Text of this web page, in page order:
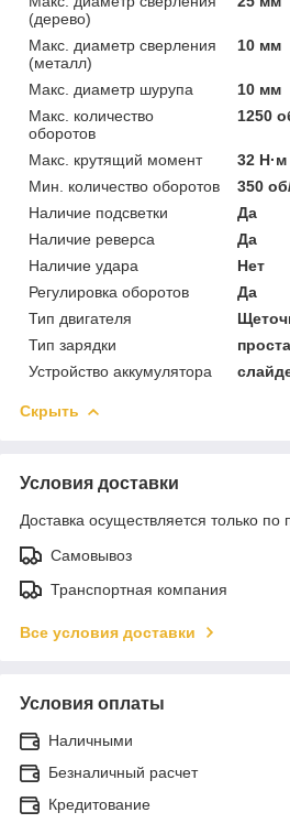
(дерево)
Макс. диаметр сверления
(металл)
10 мм
Макс. диаметр шурупа
10 мм
Макс. количество
оборотов
1250
Макс. крутящий момент
32 Н·м
Мин. количество оборотов
350
Наличие подсветки
Да
Наличие реверса
Да
Наличие удара
Нет
Регулировка оборотов
Да
Тип двигателя
Тип зарядки
Устройство аккумулятора
Скрыть
Условия доставки
Доставка осуществляется только по
Самовывоз
Транспортная компания
Все условия доставки
Условия оплаты
Наличными
Безналичный расчет
Кредитование